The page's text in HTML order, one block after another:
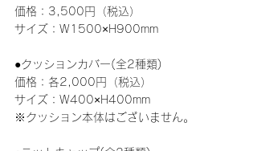
価格：3,500円（税込）
サイズ：W1500×H900mm
●クッションカバー(全2種類)
価格：各2,000円（税込）
サイズ：W400×H400mm
※クッション本体はございません。